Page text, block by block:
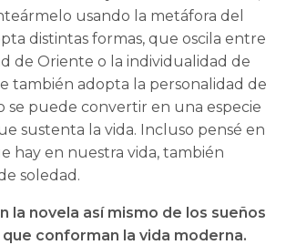
usando la metáfora del
distintas formas, que oscila entre
de Oriente o la individualidad de
también adopta la personalidad de
se puede convertir en una especie
sustenta la vida. Incluso pensé en
hay en nuestra vida, también
soledad.
la novela así mismo de los sueños
conforman la vida moderna.